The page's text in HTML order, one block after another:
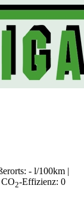
- l/100km |
2-Effizienz: 0